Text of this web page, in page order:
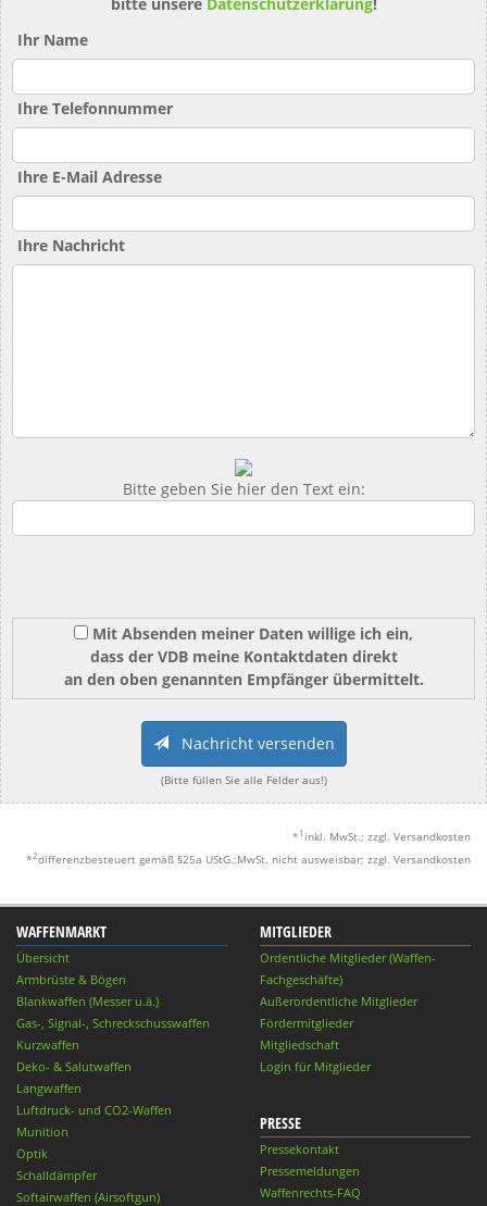
Ihr Name
Ihre Telefonnummer
Ihre E-Mail Adresse
Ihre Nachricht
Bitte geben Sie hier den Text ein:
Mit Absenden meiner Daten willige ich ein,
dass der VDB meine Kontaktdaten direkt
an den oben genannten Empfänger übermittelt.
Nachricht versenden
(Bitte füllen Sie alle Felder aus!)
* 1 inkl. MwSt.; zzgl. Versandkosten
*2differenzbesteuert gemäß §25a UStG.;MwSt. nicht ausweisbar; zzgl. Versandkosten
WAFFENMARKT
Übersicht
Armbrüste & Bögen
Blankwaffen (Messer u.ä.)
Gas-, Signal-, Schreckschusswaffen
Kurzwaffen
Deko- & Salutwaffen
Langwaffen
Luftdruck- und CO2-Waffen
Munition
Optik
Schalldämpfer
Softairwaffen (Airsoftgun)
MITGLIEDER
Ordentliche Mitglieder (Waffen-
Fachgeschäfte)
Außerordentliche Mitglieder
Fördermitglieder
Mitgliedschaft
Login für Mitglieder
PRESSE
Pressekontakt
Pressemeldungen
Waffenrechts-FAQ